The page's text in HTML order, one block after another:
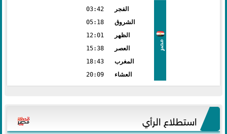
مصر
الفجر
03:42
الشروق
05:18
الظهر
12:01
العصر
15:38
المغرب
18:43
العشاء
20:09
استطلاع الرأي